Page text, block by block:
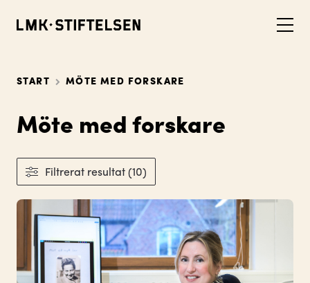
START MÖTE MED FORSKARE
Möte med forskare
Filtrerat resultat (10)